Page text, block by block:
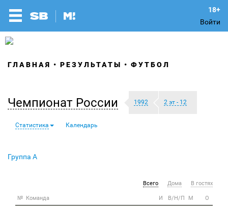
Войти
ГЛАВНАЯ РЕЗУЛЬТАТЫ ФУТБОЛ
Чемпионат России 1992 2 эт - 12
Статистика Календарь
Группа A
Всего Дома В гостях
№ Команда И В/Н/П М О